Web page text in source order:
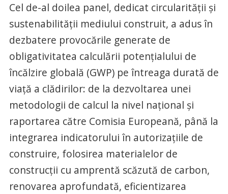
Cel de-al doilea panel, dedicat circularității și
sustenabilității mediului construit, a adus în
dezbatere provocările generate de
obligativitatea calculării potențialului de
încălzire globală (GWP) pe întreaga durată de
viață a clădirilor: de la dezvoltarea unei
metodologii de calcul la nivel național și
raportarea către Comisia Europeană, până la
integrarea indicatorului în autorizațiile de
construire, folosirea materialelor de
construcții cu amprentă scăzută de carbon,
renovarea aprofundată, eficientizarea